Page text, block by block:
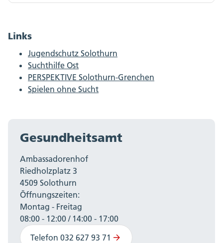
Links
Jugendschutz Solothurn
Suchthilfe Ost
PERSPEKTIVE Solothurn-Grenchen
Spielen ohne Sucht
Gesundheitsamt
Ambassadorenhof
Riedholzplatz 3
4509 Solothurn
Öffnungszeiten:
Montag - Freitag
08:00 - 12:00 / 14:00 - 17:00
Telefon 032 627 93 71